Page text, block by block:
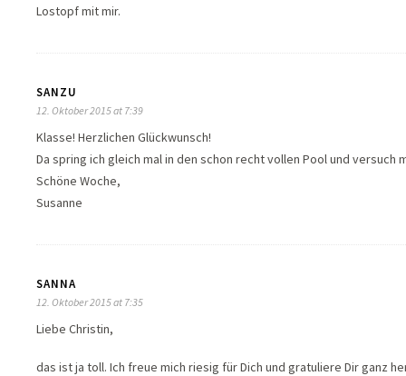
Lostopf mit mir.
SANZU
12. Oktober 2015 at 7:39
Klasse! Herzlichen Glückwunsch!
Da spring ich gleich mal in den schon recht vollen Pool und versuch
Schöne Woche,
Susanne
SANNA
12. Oktober 2015 at 7:35
Liebe Christin,
das ist ja toll. Ich freue mich riesig für Dich und gratuliere Dir ganz